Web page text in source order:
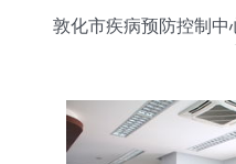
敦化市疾病预防控制